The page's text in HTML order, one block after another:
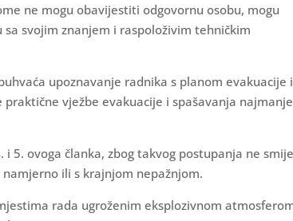
ne mogu obavijestiti odgovornu osobu, mogu
svojim znanjem i raspoloživim tehničkim
upoznavanje radnika s planom evakuacije i
vježbe evakuacije i spašavanja najmanje
5. ovoga članka, zbog takvog postupanja ne smije
ili s krajnjom nepažnjom.
rada ugroženim eksplozivnom